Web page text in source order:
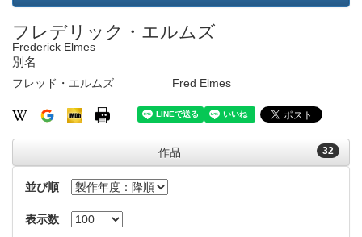
フレデリック・エルムズ
Frederick Elmes
別名
フレッド・エルムズ Fred Elmes
32
作品
並び順
表示数